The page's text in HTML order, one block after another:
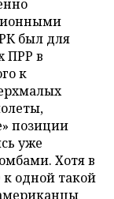
был для
ПРР в
к
позиции
уже
Хотя в
одной такой